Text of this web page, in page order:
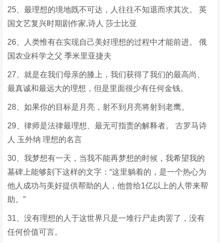
25、最理想的境地既不可达，人往往不知退而求其次。 英
国文艺复兴时期剧作家,诗人 莎士比亚
26、人类惟有在实现自己美好理想的过程中才能前进。 俄
国农业科学之父 季米里亚捷夫
27、就是在我们母亲的膝上，我们获得了我们的最高尚、
最真诚和最远大的理想，但是里面很少有任何金钱。
28、如果你的目标是月亮，射不到月亮将射到老鹰。
29、律师是法律最理想、最无可指责的解释者。 古罗马诗
人 玉外纳 理想的名言
30、我梦想有一天，当我不能再梦想的时候，我希望我的
墓碑上能够刻下这样的文字：“这里躺着的，是一个热心为
他人成功与美好提供帮助的人，他曾给1亿以上的人带来帮
助。”
31、没有理想的人于这世界只是一堆行尸走肉罢了，没有
任何价值可言。